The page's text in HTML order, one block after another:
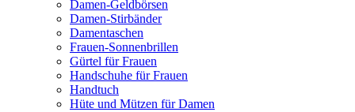
Damen-Geldbörsen
Damen-Stirbänder
Damentaschen
Frauen-Sonnenbrillen
Gürtel für Frauen
Handschuhe für Frauen
Handtuch
Hüte und Mützen für Damen